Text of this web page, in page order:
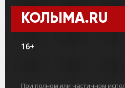
КОЛЫМА.RU
16+
При полном или частичном